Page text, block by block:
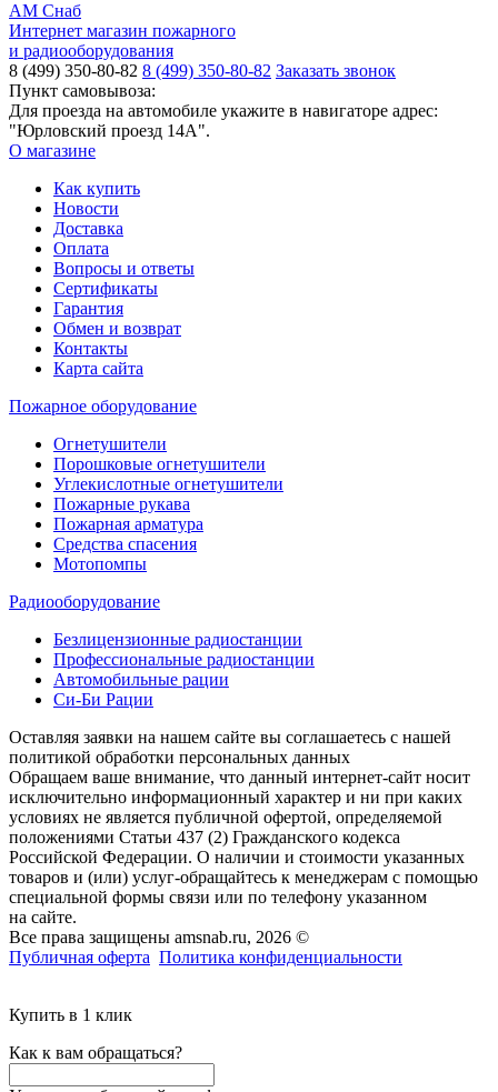
АМ Снаб
Интернет магазин пожарного
и радиооборудования
8 (499) 350-80-82 8 (499) 350-80-82 Заказать звонок
Пункт самовывоза:
Для проезда на автомобиле укажите в навигаторе адрес:
"Юрловский проезд 14А".
О магазине
Как купить
Новости
Доставка
Оплата
Вопросы и ответы
Сертификаты
Гарантия
Обмен и возврат
Контакты
Карта сайта
Пожарное оборудование
Огнетушители
Порошковые огнетушители
Углекислотные огнетушители
Пожарные рукава
Пожарная арматура
Средства спасения
Мотопомпы
Радиооборудование
Безлицензионные радиостанции
Профессиональные радиостанции
Автомобильные рации
Си-Би Рации
Оставляя заявки на нашем сайте вы соглашаетесь с нашей
политикой обработки персональных данных
Обращаем ваше внимание, что данный интернет-сайт носит
исключительно информационный характер и ни при каких
условиях не является публичной офертой, определяемой
положениями Статьи 437 (2) Гражданского кодекса
Российской Федерации. О наличии и стоимости указанных
товаров и (или) услуг-обращайтесь к менеджерам с помощью
специальной формы связи или по телефону указанном
на сайте.
Все права защищены amsnab.ru, 2026 ©
Публичная оферта Политика конфиденциальности
Купить в 1 клик
Как к вам обращаться?